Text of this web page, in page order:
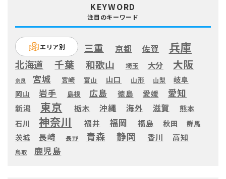
KEYWORD
注目のキーワード
エリア別 三重 京都 佐賀 兵庫
北海道 千葉 和歌山 埼玉 大分 大阪
奈良 宮城 宮崎 富山 山口 山形 山梨
岐阜
岡山
岩手 島根 広島 徳島 愛媛 愛知
新潟 東京 栃木 沖縄 海外 滋賀
熊本
石川
神奈川 福井 福岡 福島 秋田 群馬
茨城 長崎 長野 青森 静岡 香川 高知
鳥取 鹿児島